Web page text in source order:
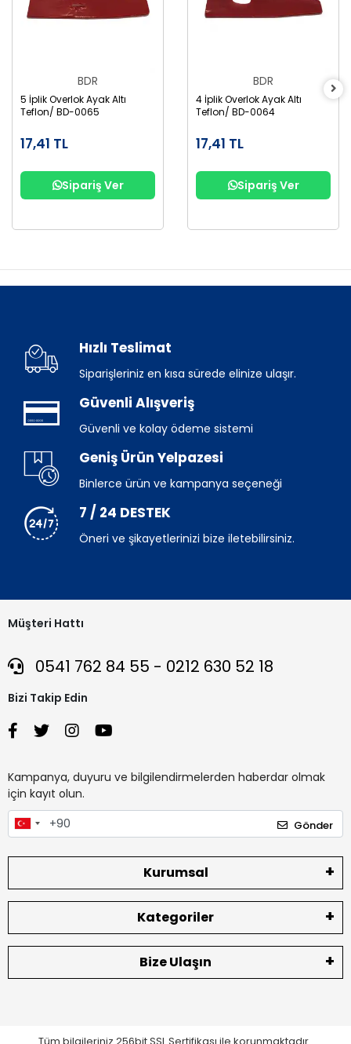
BDR
5 İplik Overlok Ayak Altı
Teflon/ BD-0065
17,41 TL
Sipariş Ver
BDR
4 İplik Overlok Ayak Altı
Teflon/ BD-0064
17,41 TL
Sipariş Ver
Hızlı Teslimat
Siparişleriniz en kısa sürede elinize ulaşır.
Güvenli Alışveriş
Güvenli ve kolay ödeme sistemi
Geniş Ürün Yelpazesi
Binlerce ürün ve kampanya seçeneği
7 / 24 DESTEK
Öneri ve şikayetlerinizi bize iletebilirsiniz.
Müşteri Hattı
0541 762 84 55 - 0212 630 52 18
Bizi Takip Edin
Kampanya, duyuru ve bilgilendirmelerden haberdar olmak
için kayıt olun.
Gönder
Kurumsal
Kategoriler
Bize Ulaşın